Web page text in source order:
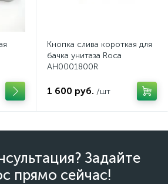
Кнопка слива короткая для
бачка унитаза Roca
AH0001800R
1 600 руб. /шт
Задайте
прямо сейчас!